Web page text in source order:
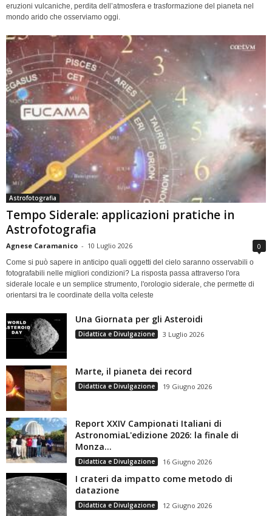
eruzioni vulcaniche, perdita dell’atmosfera e trasformazione del pianeta nel
mondo arido che osserviamo oggi.
Astrofotografia
Tempo Siderale: applicazioni pratiche in
Astrofotografia
Agnese Caramanico - 10 Luglio 2026 0
Come si può sapere in anticipo quali oggetti del cielo saranno osservabili o
fotografabili nelle migliori condizioni? La risposta passa attraverso l'ora
siderale locale e un semplice strumento, l'orologio siderale, che permette di
orientarsi tra le coordinate della volta celeste
Una Giornata per gli Asteroidi
Didattica e Divulgazione 3 Luglio 2026
Marte, il pianeta dei record
Didattica e Divulgazione 19 Giugno 2026
Report XXIV Campionati Italiani di
AstronomiaL'edizione 2026: la finale di
Monza...
Didattica e Divulgazione 16 Giugno 2026
I crateri da impatto come metodo di
datazione
Didattica e Divulgazione 12 Giugno 2026